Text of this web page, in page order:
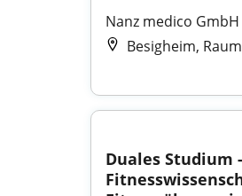
Nanz medico GmbH
Besigheim, Raum
Duales Studium